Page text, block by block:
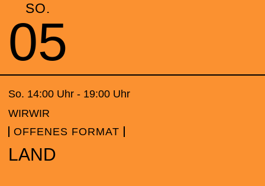
SO.
05
So. 14:00 Uhr - 19:00 Uhr
WIRWIR
OFFENES FORMAT
LAND